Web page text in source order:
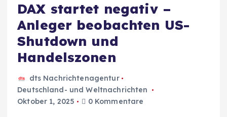
DAX startet negativ –
Anleger beobachten US-
Shutdown und
Handelszonen
dts Nachrichtenagentur
Deutschland- und Weltnachrichten
Oktober 1, 2025
0 Kommentare